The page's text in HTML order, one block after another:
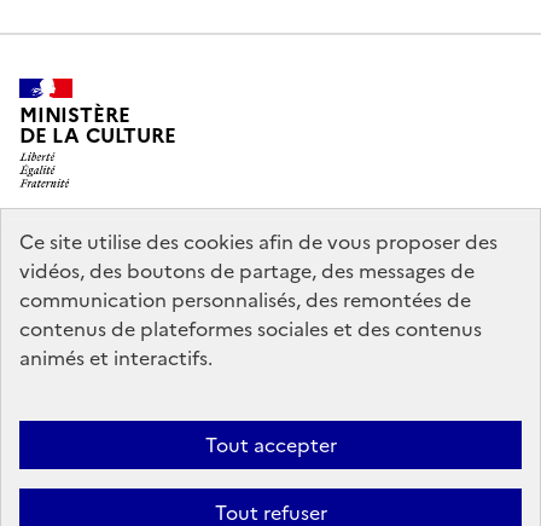
Ce site utilise des cookies afin de vous proposer des
vidéos, des boutons de partage, des messages de
communication personnalisés, des remontées de
contenus de plateformes sociales et des contenus
animés et interactifs.
Tout accepter
Tout refuser
MINISTÈRE
DE LA CULTURE
legifrance.gouv.fr
info.gouv.fr
service-public.gouv.fr
data.gouv.fr
Accessibilité : partiellement conforme
Politique générale de
Mentions légales
témoins de connexion (cookies)
Crédits